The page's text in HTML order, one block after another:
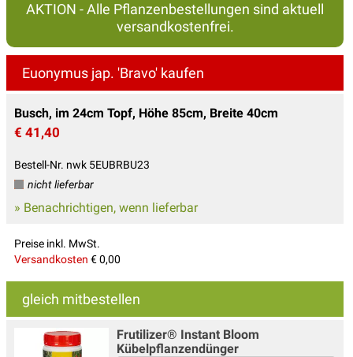
AKTION - Alle Pflanzenbestellungen sind aktuell
versandkostenfrei.
Euonymus jap. 'Bravo' kaufen
Busch, im 24cm Topf, Höhe 85cm, Breite 40cm
€ 41,40
Bestell-Nr. nwk 5EUBRBU23
nicht lieferbar
» Benachrichtigen, wenn lieferbar
Preise inkl. MwSt.
Versandkosten € 0,00
gleich mitbestellen
Frutilizer® Instant Bloom
Kübelpflanzendünger